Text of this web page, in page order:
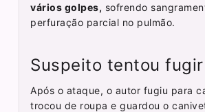
vários golpes, sofrendo
perfuração parcial no pulmão.
Suspeito tentou fugir
Após o ataque, o autor fugiu para
trocou de roupa e guardou o